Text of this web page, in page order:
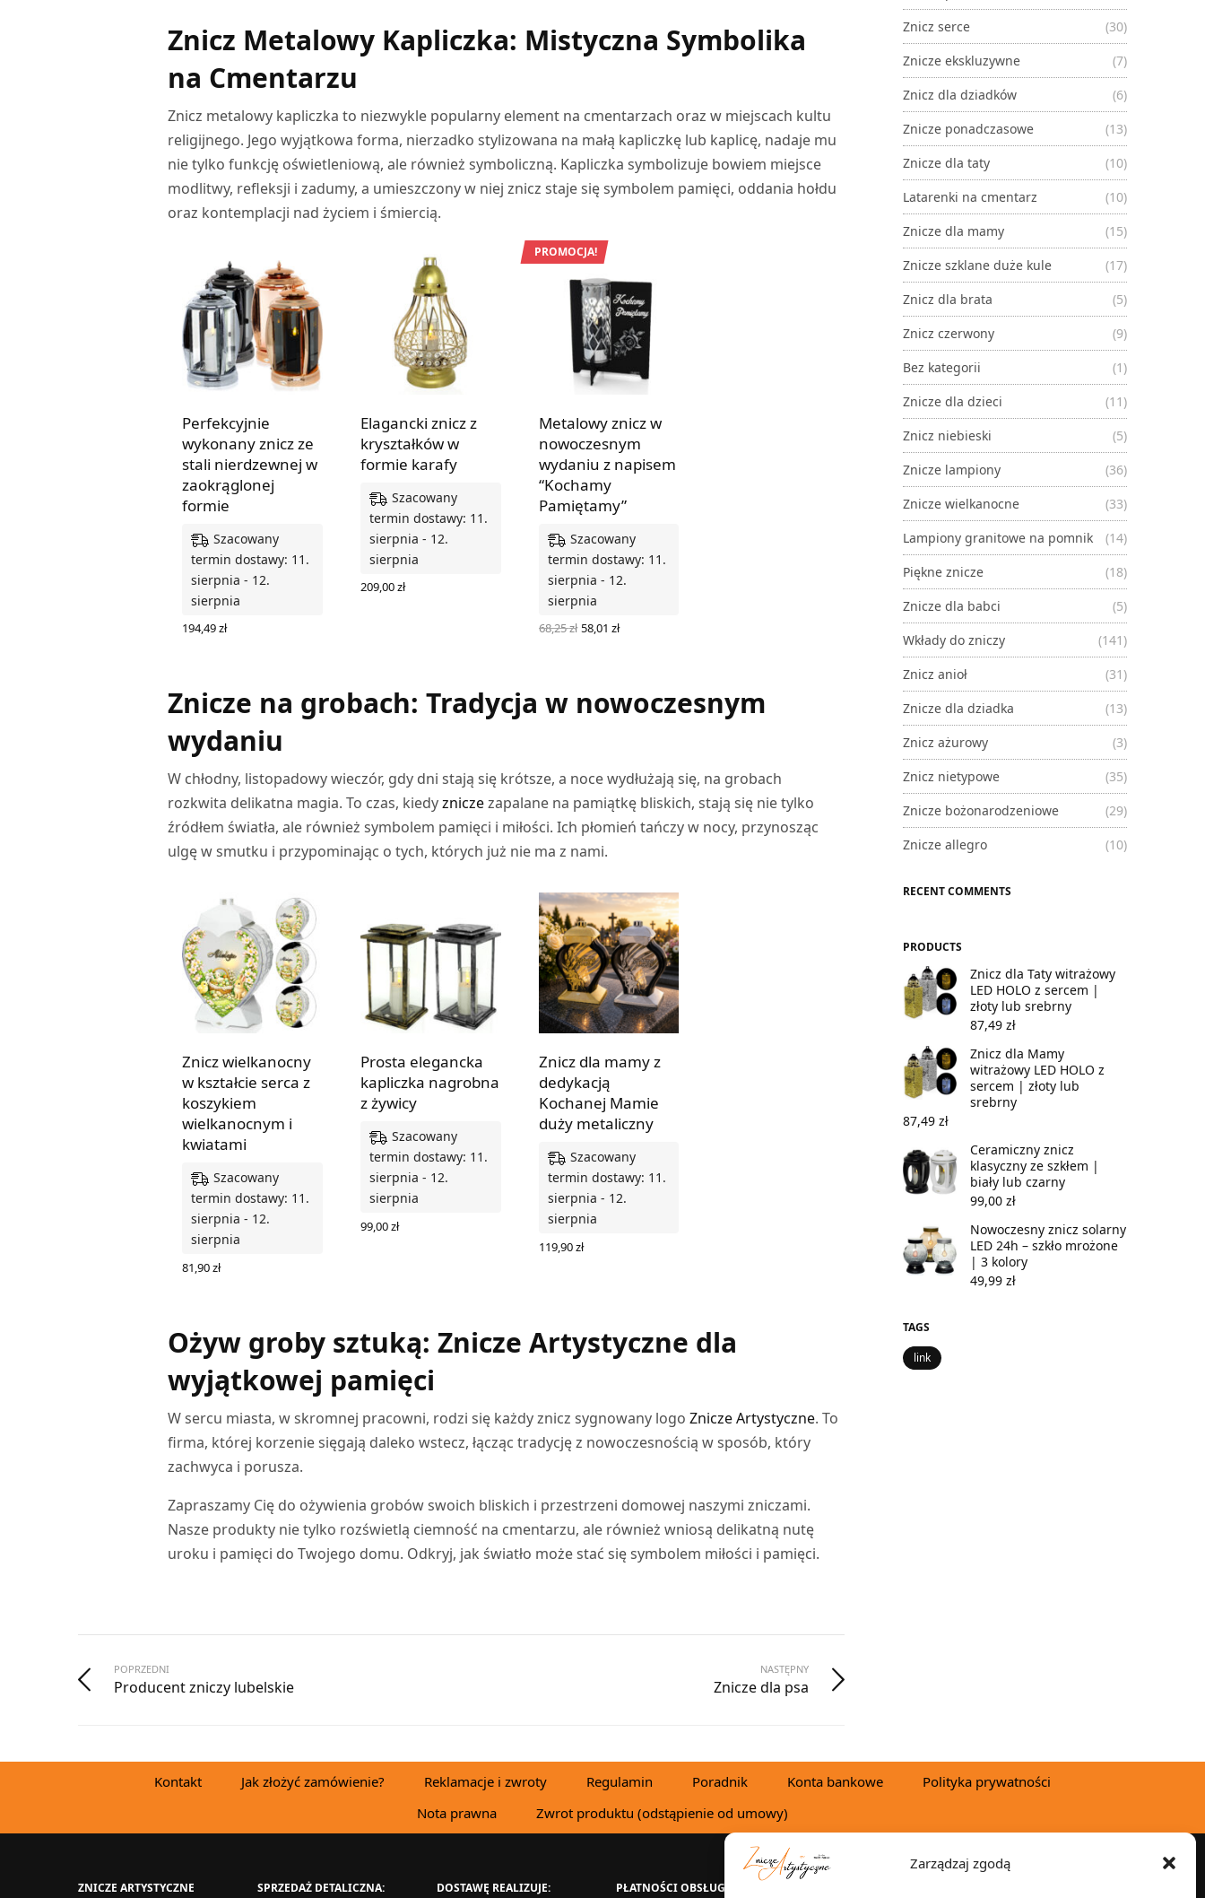
Zarządzaj zgodą
Znicz Metalowy Kapliczka: Mistyczna Symbolika
na Cmentarzu
Znicz metalowy kapliczka to niezwykle popularny element na cmentarzach oraz w miejscach kultu
religijnego. Jego wyjątkowa forma, nierzadko stylizowana na małą kapliczkę lub kaplicę, nadaje mu
nie tylko funkcję oświetleniową, ale również symboliczną. Kapliczka symbolizuje bowiem miejsce
modlitwy, refleksji i zadumy, a umieszczony w niej znicz staje się symbolem pamięci, oddania hołdu
oraz kontemplacji nad życiem i śmiercią.
Perfekcyjnie
wykonany znicz ze
stali nierdzewnej w
zaokrąglonej
formie
Szacowany
termin dostawy: 11.
sierpnia - 12.
sierpnia
194,49zł
Elagancki znicz z
kryształków w
formie karafy
Szacowany
termin dostawy: 11.
sierpnia - 12.
sierpnia
209,00zł
PROMOCJA!
Metalowy znicz w
nowoczesnym
wydaniu z napisem
“Kochamy
Pamiętamy”
Szacowany
termin dostawy: 11.
sierpnia - 12.
sierpnia
68,25zł Pierwotna
cena
58,01 złAktualna
Znicze na grobach: Tradycja w nowoczesnym
wydaniu
W chłodny, listopadowy wieczór, gdy dni stają się krótsze, a noce wydłużają się, na grobach
rozkwita delikatna magia. To czas, kiedyzniczezapalane na pamiątkę bliskich, stają się nie tylko
źródłem światła, ale również symbolem pamięci i miłości. Ich płomień tańczy w nocy, przynosząc
ulgę w smutku i przypominając o tych, których już nie ma z nami.
Znicz wielkanocny
w kształcie serca z
koszykiem
wielkanocnym i
kwiatami
Szacowany
termin dostawy: 11.
sierpnia - 12.
sierpnia
81,90zł
Prosta elegancka
kapliczka nagrobna
z żywicy
Szacowany
termin dostawy: 11.
sierpnia - 12.
sierpnia
99,00zł
Znicz dla mamy z
dedykacją
Kochanej Mamie
duży metaliczny
Szacowany
termin dostawy: 11.
sierpnia - 12.
sierpnia
119,90zł
Ożyw groby sztuką: Znicze Artystyczne dla
wyjątkowej pamięci
W sercu miasta, w skromnej pracowni, rodzi się każdy znicz sygnowany logoZnicze Artystyczne. To
firma, której korzenie sięgają daleko wstecz, łącząc tradycję z nowoczesnością w sposób, który
zachwyca i porusza.
Zapraszamy Cię do ożywienia grobów swoich bliskich i przestrzeni domowej naszymi zniczami.
Nasze produkty nie tylko rozświetlą ciemność na cmentarzu, ale również wniosą delikatną nutę
uroku i pamięci do Twojego domu. Odkryj, jak światło może stać się symbolem miłości i pamięci.
POPRZEDNI
Producent zniczy lubelskie
NASTĘPNY
Znicze dla psa
Znicz serce
(30)
Znicze ekskluzywne
(7)
Znicz dla dziadków
(6)
Znicze ponadczasowe
(13)
Znicze dla taty
(10)
Latarenki na cmentarz
(10)
Znicze dla mamy
(15)
Znicze szklane duże kule
(17)
Znicz dla brata
(5)
Znicz czerwony
(9)
Bez kategorii
(1)
Znicze dla dzieci
(11)
Znicz niebieski
(5)
Znicze lampiony
(36)
Znicze wielkanocne
(33)
Lampiony granitowe na pomnik
(14)
Piękne znicze
(18)
Znicze dla babci
(5)
Wkłady do zniczy
(141)
Znicz anioł
(31)
Znicze dla dziadka
(13)
Znicz ażurowy
(3)
Znicz nietypowe
(35)
Znicze bożonarodzeniowe
(29)
Znicze allegro
(10)
RECENT COMMENTS
PRODUCTS
Znicz dla Taty witrażowy
LED HOLO z sercem |
złoty lub srebrny
87,49 zł
Znicz dla Mamy
witrażowy LED HOLO z
sercem | złoty lub
srebrny
87,49 zł
Ceramiczny znicz
klasyczny ze szkłem |
biały lub czarny
99,00 zł
Nowoczesny znicz solarny
LED 24h – szkło mrożone
| 3 kolory
49,99 zł
TAGS
link
Kontakt Jak złożyć zamówienie? Reklamacje i zwroty Regulamin Poradnik Konta bankowe
Polityka prywatności
Nota prawna
Zwrot produktu (odstąpienie od umowy)
ZNICZE ARTYSTYCZNE SPRZEDAŻ DETALICZNA: DOSTAWĘ REALIZUJE: PŁATNOŚCI OBSŁUGUJE: